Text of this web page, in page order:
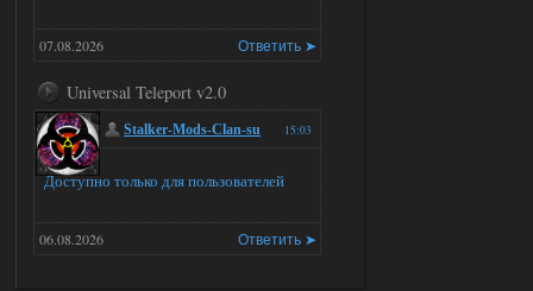
Ответить ➤
07.08.2026
Universal Teleport v2.0
15:03
Stalker-Mods-Clan-su
Доступно только для пользователей
Ответить ➤
06.08.2026